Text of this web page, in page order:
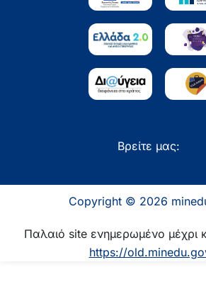
Βρείτε μας:
Copyright © 2026
Παλαιό site ενημερωμένο μέχρι
https://